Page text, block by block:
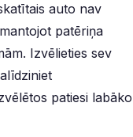
auto nav
patēriņa
Izvēlieties sev
patiesi labāko